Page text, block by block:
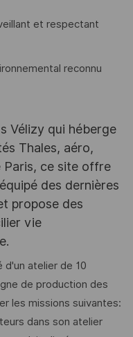
et respectant
reconnu
Vélizy qui héberge
Thales, aéro,
Paris, ce site offre
des dernières
propose des
vie
d'un atelier de 10
de production des
les missions suivantes:
dans son atelier